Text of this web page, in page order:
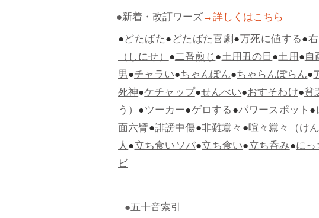
●新着・改訂ワーズ→詳しくはこちら
●どたばた●どたばた喜劇●万死に値する●
（しにせ）●二番煎じ●土用丑の日●土用●自
男●チャラい●ちゃんぽん●ちゃらんぽらん●
死神●ケチャップ●せんべい●おすそわけ●貧
う）●ツーカー●ゲロする●パワースポット●
面六臂●誹謗中傷●非難囂々●喧々囂々（け
人●立ち食いソバ●立ち食い●立ち呑み●に
ビ
●五十音索引